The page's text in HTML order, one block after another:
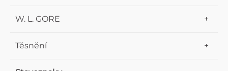
Monoball KHO, celosvařované těleso
HWG - Flo Direct
HWG - EMECH
W. L. GORE
UPG (Serie 800) univerzální těsnění W.L.GORE
Těsnicí pásky W.L.GORE
Těsnění